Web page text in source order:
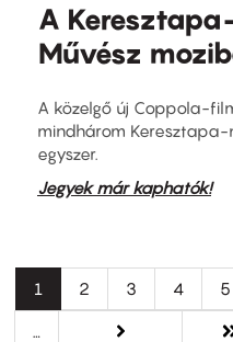
A
Művész
A közelgő új Coppola-
mindhárom Keresztapa-
egyszer.
Jegyek már kaphatók!
Oldalszámozás
Jelenlegi
oldal
1 Oldal
2 Oldal
3 Oldal
4 5
Következő
következő ›